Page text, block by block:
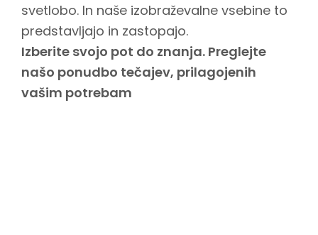
svetlobo. In naše izobraževalne vsebine to
predstavljajo in zastopajo.
Izberite svojo pot do znanja. Preglejte
našo ponudbo tečajev, prilagojenih
vašim potrebam